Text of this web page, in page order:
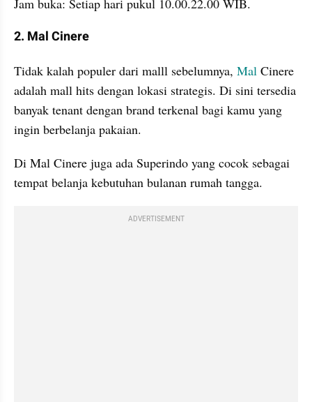
Jam buka: Setiap hari pukul 10.00.22.00 WIB.
2. Mal Cinere
Tidak kalah populer dari malll sebelumnya, Mal Cinere
adalah mall hits dengan lokasi strategis. Di sini tersedia
banyak tenant dengan brand terkenal bagi kamu yang
ingin berbelanja pakaian.
Di Mal Cinere juga ada Superindo yang cocok sebagai
tempat belanja kebutuhan bulanan rumah tangga.
ADVERTISEMENT